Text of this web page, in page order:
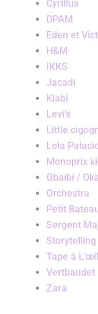
Cyrillus
DPAM
Eden et
H&M
IKKS
Jacadi
Kiabi
Levi’s
Little
Lola
Monoprix
Obaïbi /
Orchestra
Petit
Sergent
Storytelling
Tape à
Vertbaudet
Zara